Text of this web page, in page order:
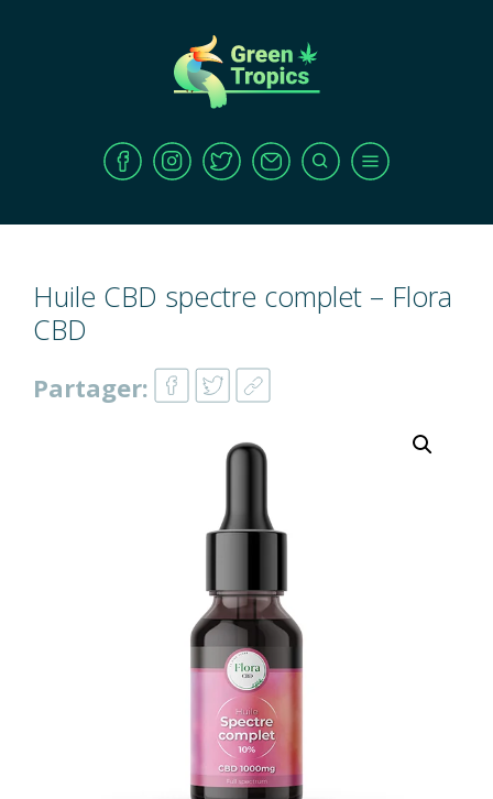
Huile CBD spectre complet – Flora
CBD
Partager: